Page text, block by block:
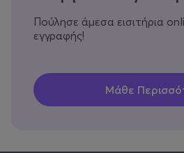
Πούλησε άμεσα εισιτήρια
εγγραφής!